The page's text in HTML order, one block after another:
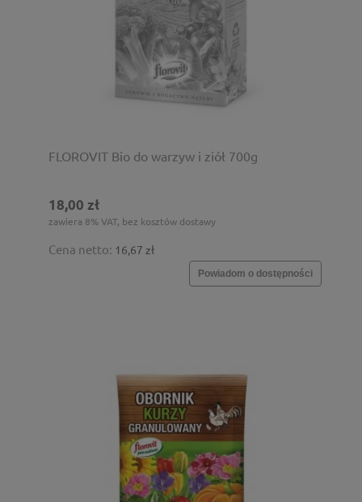
FLOROVIT Bio do warzyw i ziół 700g
18,00 zł
zawiera 8% VAT, bez kosztów dostawy
Cena netto: 16,67 zł
Powiadom o dostępności